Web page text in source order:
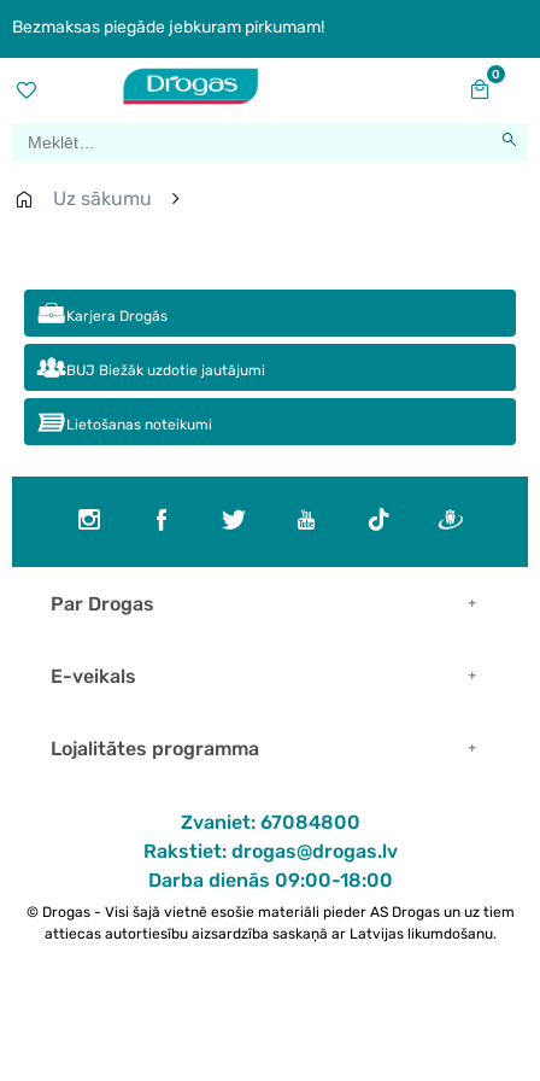
Bezmaksas piegāde jebkuram pirkumam!
0
Uz sākumu
Karjera Drogās
BUJ Biežāk uzdotie jautājumi
Lietošanas noteikumi
Par Drogas
E-veikals
Lojalitātes programma
Zvaniet: 67084800
Rakstiet: drogas@drogas.lv
Darba dienās 09:00-18:00
© Drogas - Visi šajā vietnē esošie materiāli pieder AS Drogas un uz tiem
attiecas autortiesību aizsardzība saskaņā ar Latvijas likumdošanu.